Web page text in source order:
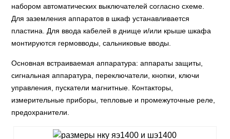
набором автоматических выключателей согласно схеме.
Для заземления аппаратов в шкаф устанавливается
пластина. Для ввода кабелей в днище и/или крыше шкафа
монтируются гермовводы, сальниковые вводы.
Основная встраиваемая аппаратура: аппараты защиты,
сигнальная аппаратура, переключатели, кнопки, ключи
управления, пускатели магнитные. Контакторы,
измерительные приборы, тепловые и промежуточные реле,
предохранители.